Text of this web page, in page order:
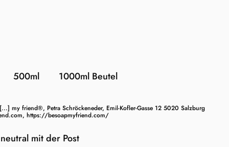
500ml 1000ml Beutel
my friend®, Petra Schröckeneder, Emil-Kofler-Gasse 12 5020 Salzburg
https://besoapmyfriend.com/
mit der Post